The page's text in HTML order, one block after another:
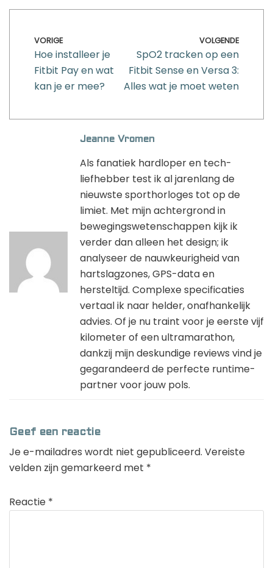
VORIGE
Hoe installeer je
Fitbit Pay en wat
kan je er mee?
VOLGENDE
SpO2 tracken op een
Fitbit Sense en Versa 3:
Alles wat je moet weten
Jeanne Vromen
Als fanatiek hardloper en tech-
liefhebber test ik al jarenlang de
nieuwste sporthorloges tot op de
limiet. Met mijn achtergrond in
bewegingswetenschappen kijk ik
verder dan alleen het design; ik
analyseer de nauwkeurigheid van
hartslagzones, GPS-data en
hersteltijd. Complexe specificaties
vertaal ik naar helder, onafhankelijk
advies. Of je nu traint voor je eerste vijf
kilometer of een ultramarathon,
dankzij mijn deskundige reviews vind je
gegarandeerd de perfecte runtime-
partner voor jouw pols.
Geef een reactie
Je e-mailadres wordt niet gepubliceerd. Vereiste
velden zijn gemarkeerd met *
Reactie *